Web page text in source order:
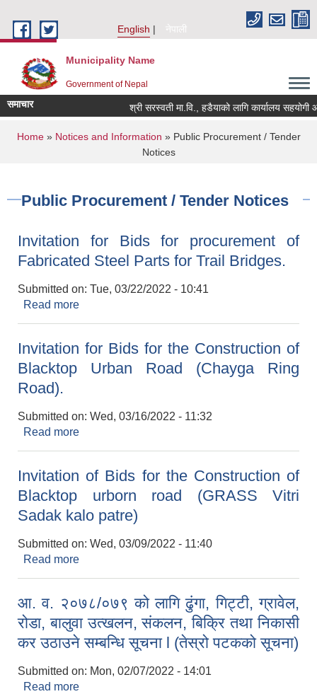
English
नेपाली
Municipality Name
Government of Nepal
समाचार श्री सरस्वती मा.वि., हडैयाको लागि कार्यालय सहयोगी
You are here
Home» Notices and Information » Public Procurement / Tender
Notices
Public Procurement / Tender Notices
Invitation for Bids for procurement of
Fabricated Steel Parts for Trail Bridges.
Submitted on: Tue, 03/22/2022 - 10:41
Read more
Invitation for Bids for the Construction of
Blacktop Urban Road (Chayga Ring
Road).
Submitted on: Wed, 03/16/2022 - 11:32
Read more
Invitation of Bids for the Construction of
Blacktop urborn road (GRASS Vitri
Sadak kalo patre)
Submitted on: Wed, 03/09/2022 - 11:40
Read more
आ. व. २०७८/०७९ को लागि ढुंगा, गिट्टी, ग्रावेल,
रोडा, बालुवा उत्खलन, संकलन, बिक्रि तथा निकासी
कर उठाउने सम्बन्धि सूचना l (तेस्रो पटकको सूचना)
Submitted on: Mon, 02/07/2022 - 14:01
Read more